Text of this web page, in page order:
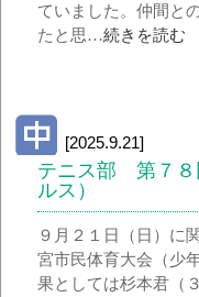
ていました。仲間と
たと思…続きを読む
[2025.9.21]
テニス部 第７８
ルス）
９月２１日（日）に
宮市民体育大会（少
果としては杉本君（